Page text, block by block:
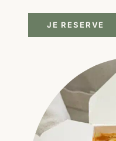
JE RESERVE